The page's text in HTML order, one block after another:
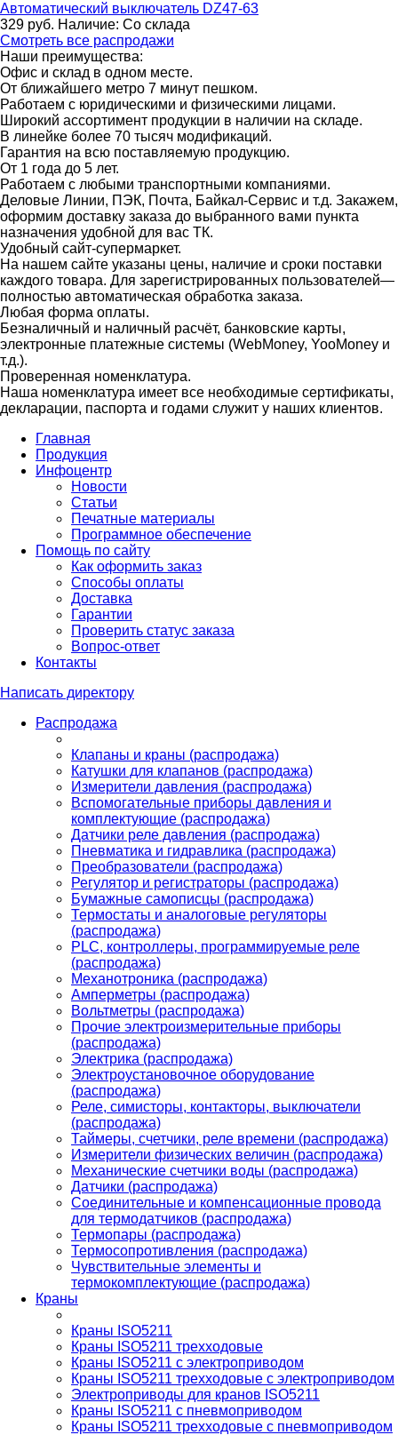
Автоматический выключатель DZ47-63
329 руб. Наличие: Со склада
Смотреть все распродажи
Наши преимущества:
Офис и склад в одном месте.
От ближайшего метро 7 минут пешком.
Работаем с юридическими и физическими лицами.
Широкий ассортимент продукции в наличии на складе.
В линейке более 70 тысяч модификаций.
Гарантия на всю поставляемую продукцию.
От 1 года до 5 лет.
Работаем с любыми транспортными компаниями.
Деловые Линии, ПЭК, Почта, Байкал-Сервис и т.д. Закажем,
оформим доставку заказа до выбранного вами пункта
назначения удобной для вас ТК.
Удобный сайт-супермаркет.
На нашем сайте указаны цены, наличие и сроки поставки
каждого товара. Для зарегистрированных пользователей—
полностью автоматическая обработка заказа.
Любая форма оплаты.
Безналичный и наличный расчёт, банковские карты,
электронные платежные системы (WebMoney, YooMoney и
т.д.).
Проверенная номенклатура.
Наша номенклатура имеет все необходимые сертификаты,
декларации, паспорта и годами служит у наших клиентов.
Главная
Продукция
Инфоцентр
Новости
Статьи
Печатные материалы
Программное обеспечение
Помощь по сайту
Как оформить заказ
Способы оплаты
Доставка
Гарантии
Проверить статус заказа
Вопрос-ответ
Контакты
Написать директору
Распродажа
Клапаны и краны (распродажа)
Катушки для клапанов (распродажа)
Измерители давления (распродажа)
Вспомогательные приборы давления и
комплектующие (распродажа)
Датчики реле давления (распродажа)
Пневматика и гидравлика (распродажа)
Преобразователи (распродажа)
Регулятор и регистраторы (распродажа)
Бумажные самописцы (распродажа)
Термостаты и аналоговые регуляторы
(распродажа)
PLС, контроллеры, программируемые реле
(распродажа)
Механотроника (распродажа)
Амперметры (распродажа)
Вольтметры (распродажа)
Прочие электроизмерительные приборы
(распродажа)
Электрика (распродажа)
Электроустановочное оборудование
(распродажа)
Реле, симисторы, контакторы, выключатели
(распродажа)
Таймеры, счетчики, реле времени (распродажа)
Измерители физических величин (распродажа)
Механические счетчики воды (распродажа)
Датчики (распродажа)
Соединительные и компенсационные провода
для термодатчиков (распродажа)
Термопары (распродажа)
Термосопротивления (распродажа)
Чувствительные элементы и
термокомплектующие (распродажа)
Краны
Краны ISO5211
Краны ISO5211 трехходовые
Краны ISO5211 с электроприводом
Краны ISO5211 трехходовые с электроприводом
Электроприводы для кранов ISO5211
Краны ISO5211 с пневмоприводом
Краны ISO5211 трехходовые с пневмоприводом